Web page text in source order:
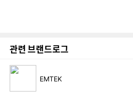
관련 브랜드로그
EMTEK